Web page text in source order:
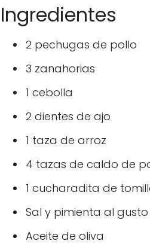
Ingredientes
2 pechugas de pollo
3 zanahorias
1 cebolla
2 dientes de ajo
1 taza de arroz
4 tazas de caldo de
1 cucharadita de
Sal y pimienta al gusto
Aceite de oliva